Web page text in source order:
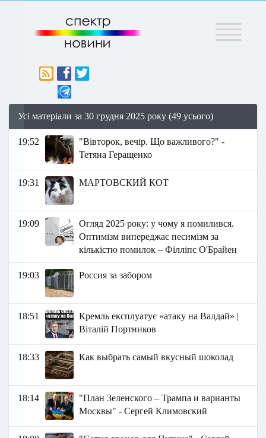
Меню
Усі матеріали за 30 грудня 2025 року (49 усього)
19:52
"Вівторок, вечір. Що важливого?" -
Тетяна Геращенко
19:31 МАРТОВСКИЙ КОТ
19:09
Огляд 2025 року: у чому я помилився.
Оптимізм випереджає песимізм за
кількістю помилок – Філліпс О'Брайен
19:03 Россия за забором
18:51
Кремль експлуатує «атаку на Валдай» |
Віталій Портников
18:33 Как выбрать самый вкусный шоколад
18:14
"План Зеленского – Трампа и варианты
Москвы" - Сергей Климовский